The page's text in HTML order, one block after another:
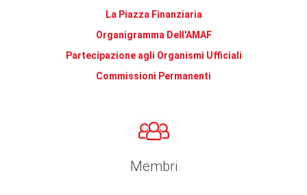
La Piazza Finanziaria
Organigramma Dell'AMAF
Partecipazione agli Organismi Ufficiali
Commissioni Permanenti
Membri